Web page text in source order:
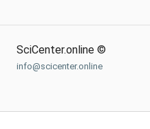
SciCenter.online ©
info@scicenter.online